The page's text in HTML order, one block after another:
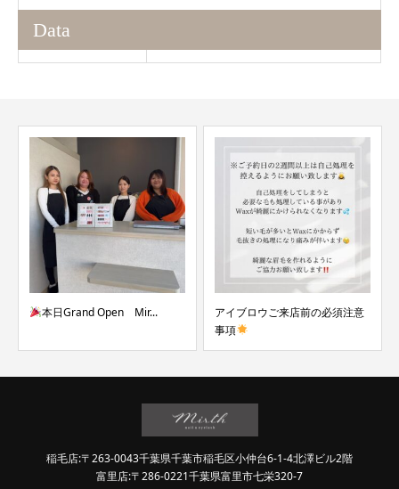
Data
本日Grand Open Mir...
アイブロウご来店前の必須注意
事項
稲毛店:〒263-0043千葉県千葉市稲毛区小仲台6-1-4北澤ビル2階
富里店:〒286-0221千葉県富里市七栄320-7